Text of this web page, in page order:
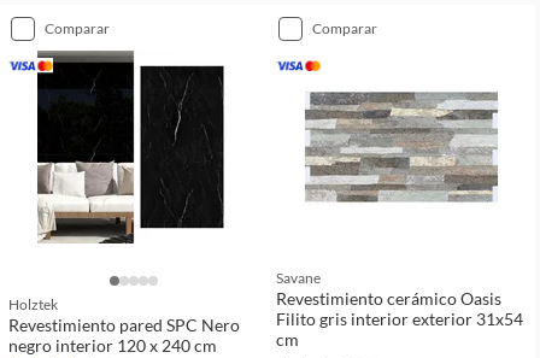
comparar
Holztek
Revestimiento pared SPC Nero
negro interior 120 x 240 cm
comparar
Savane
Revestimiento cerámico Oasis
Filito gris interior exterior 31x54
cm